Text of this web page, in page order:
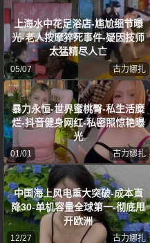
上海水中花足浴店-尴尬细节曝
光-老人按摩猝死事件-疑因技师
太猛精尽人亡
05/07 古力娜扎
暴力永恒-世界蜜桃臀-私生活糜
烂-抖音健身网红-私密照惊艳曝
光
01/01 古力娜扎
中国海上风电重大突破-成本直
降30-单机容量全球第一-彻底甩
开欧洲
12/27 古力娜扎